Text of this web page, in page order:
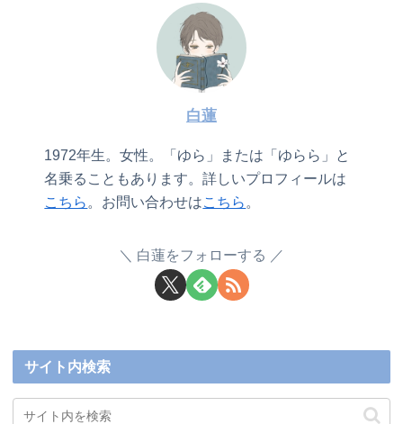
白蓮
1972年生。女性。「ゆら」または「ゆらら」と
名乗ることもあります。詳しいプロフィールは
こちら。お問い合わせはこちら。
白蓮をフォローする
サイト内検索